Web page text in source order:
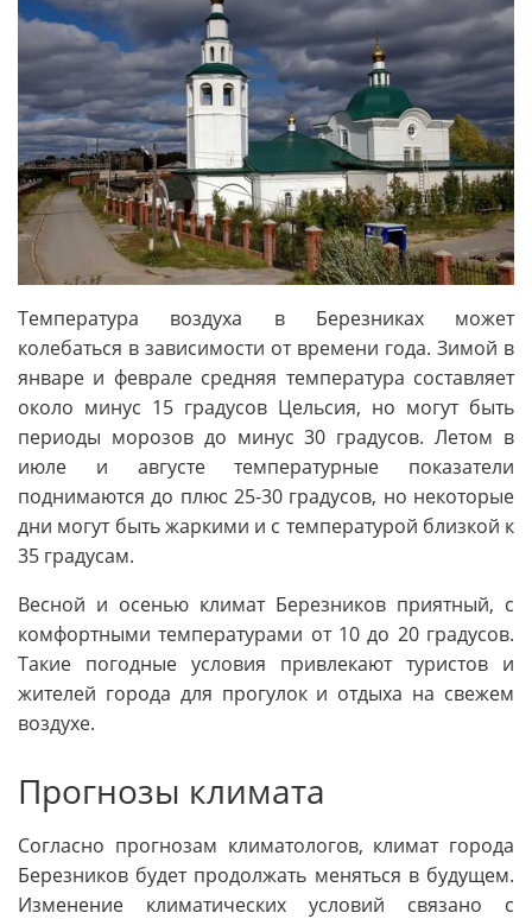
Температура воздуха в Березниках может
колебаться в зависимости от времени года. Зимой в
январе и феврале средняя температура составляет
около минус 15 градусов Цельсия, но могут быть
периоды морозов до минус 30 градусов. Летом в
июле и августе температурные показатели
поднимаются до плюс 25-30 градусов, но некоторые
дни могут быть жаркими и с температурой близкой к
35 градусам.
Весной и осенью климат Березников приятный, с
комфортными температурами от 10 до 20 градусов.
Такие погодные условия привлекают туристов и
жителей города для прогулок и отдыха на свежем
воздухе.
Прогнозы климата
Согласно прогнозам климатологов, климат города
Березников будет продолжать меняться в будущем.
Изменение климатических условий связано с